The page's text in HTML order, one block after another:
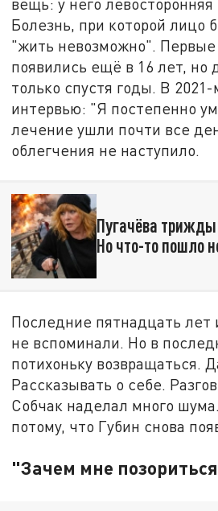
Болезнь, при которой лицо
"жить невозможно".
появились ещё в 16 лет, но
только спустя годы. В 2021-
интервью: "Я постепенно
лечение ушли почти все
облегчения не наступило.
Пугачёва
Но что-то пошло
Последние пятнадцать лет
не вспоминали. Но в
потихоньку возвращаться.
Рассказывать о себе.
Собчак наделал много
потому, что Губин снова
"Зачем мне